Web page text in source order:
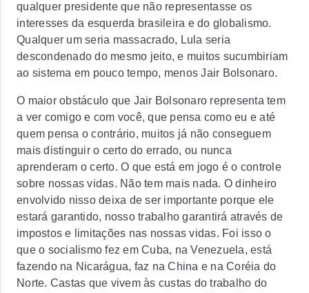
qualquer presidente que não representasse os
interesses da esquerda brasileira e do globalismo.
Qualquer um seria massacrado, Lula seria
descondenado do mesmo jeito, e muitos sucumbiriam
ao sistema em pouco tempo, menos Jair Bolsonaro.
O maior obstáculo que Jair Bolsonaro representa tem
a ver comigo e com você, que pensa como eu e até
quem pensa o contrário, muitos já não conseguem
mais distinguir o certo do errado, ou nunca
aprenderam o certo. O que está em jogo é o controle
sobre nossas vidas. Não tem mais nada. O dinheiro
envolvido nisso deixa de ser importante porque ele
estará garantido, nosso trabalho garantirá através de
impostos e limitações nas nossas vidas. Foi isso o
que o socialismo fez em Cuba, na Venezuela, está
fazendo na Nicarágua, faz na China e na Coréia do
Norte. Castas que vivem às custas do trabalho do